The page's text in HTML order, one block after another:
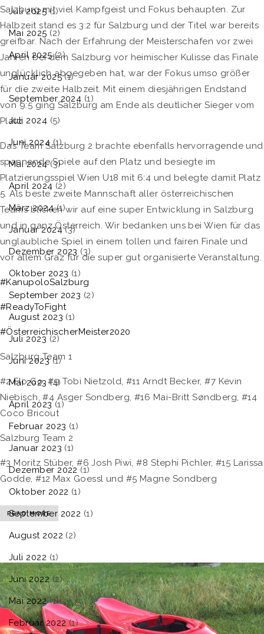
Salzburg mit viel Kampfgeist und Fokus behaupten. Zur
Halbzeit stand es 3:2 für Salzburg und der Titel war bereits
greifbar. Nach der Erfahrung der Meisterschafen vor zwei
Jahren bei dem Salzburg vor heimischer Kulisse das Finale
unglücklich abgegeben hat, war der Fokus umso größer
für die zweite Halbzeit. Mit einem diesjährigen Endstand
von 9:5 ging Salzburg am Ende als deutlicher Sieger vom
Platz.
Das Team Salzburg 2 brachte ebenfalls hervorragende und
spannende Spiele auf den Platz und besiegte im
Platzierungsspiel Wien U18 mit 6:4 und belegte damit Platz
5. Als beste zweite Mannschaft aller österreichischen
Teams blicken wir auf eine super Entwicklung in Salzburg
und in ganz Österreich. Wir bedanken uns bei Wien für das
unglaubliche Spiel in einem tollen und fairen Finale und
vor allem Graz für die super gut organisierte Veranstaltung.
#KanupoloSalzburg
#ReadyToFight
#ÖsterreichischerMeister2020
Salzburg Team 1
#2 Flo Go, #9 Tobi Nietzold, #11 Arndt Becker, #7 Kevin
Niebisch, #4 Asger Sondberg, #16 Mai-Britt Søndberg, #14
Coco Bricout
Salzburg Team 2
#3 Moritz Stüber, #6 Josh Piwi, #8 Stephi Pichler, #15 Larissa
Godde, #12 Max Goessl und #5 Magne Sondberg
READ MORE
Juli 2025(1)
Mai 2025 (2)
April 2025(2)
Januar 2025(1)
September 2024 (1)
Juli 2024 (5)
Juni 2024(1)
Mai 2024(3)
April 2024 (2)
März 2024(1)
Januar 2024(3)
Dezember 2023 (3)
Oktober 2023 (1)
September 2023 (2)
August 2023 (1)
Juli 2023 (2)
Juni 2023(1)
Mai 2023(4)
April 2023(1)
Februar 2023 (1)
Januar 2023 (1)
Dezember 2022 (1)
Oktober 2022 (1)
September 2022 (1)
August 2022 (2)
Juli 2022 (1)
Juni 2022(2)
Mai 2022(1)
Februar 2022(1)